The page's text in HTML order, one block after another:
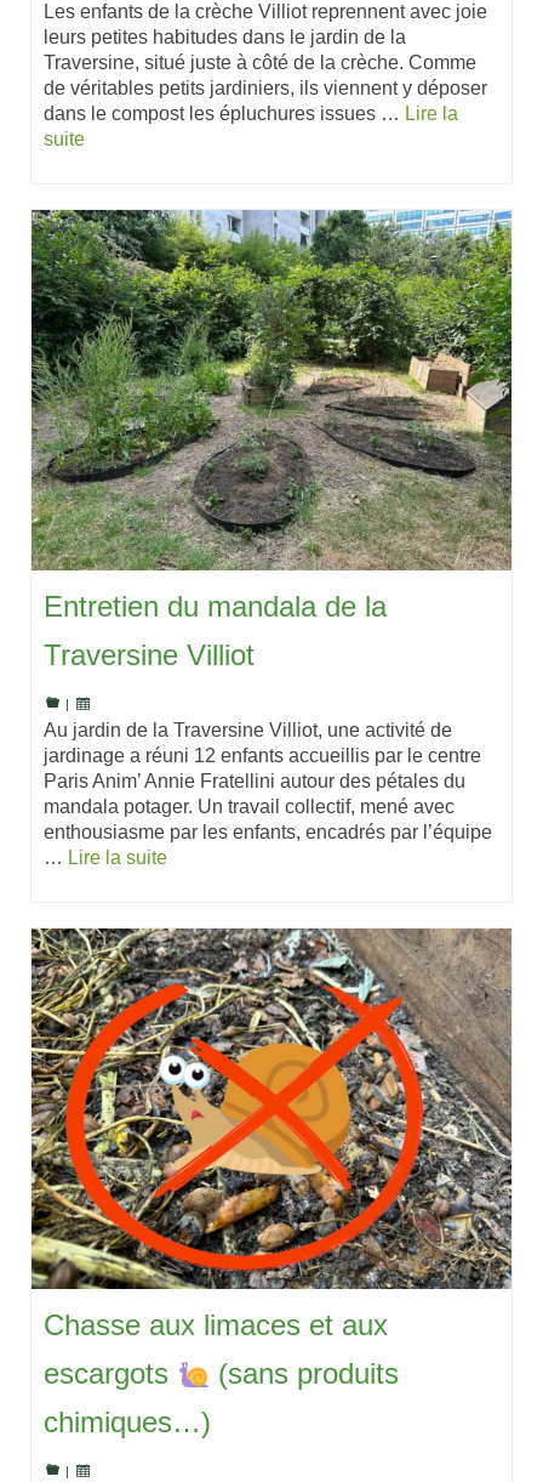
Les enfants de la crèche Villiot reprennent avec joie
leurs petites habitudes dans le jardin de la
Traversine, situé juste à côté de la crèche. Comme
de véritables petits jardiniers, ils viennent y déposer
dans le compost les épluchures issues … Lire la
suite
Entretien du mandala de la
Traversine Villiot
|
Au jardin de la Traversine Villiot, une activité de
jardinage a réuni 12 enfants accueillis par le centre
Paris Anim’ Annie Fratellini autour des pétales du
mandala potager. Un travail collectif, mené avec
enthousiasme par les enfants, encadrés par l’équipe
… Lire la suite
Chasse aux limaces et aux
escargots
(sans produits
chimiques…)
|